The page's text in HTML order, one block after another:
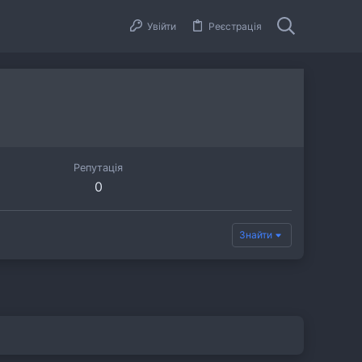
Увійти Реєстрація
Репутація
0
Знайти